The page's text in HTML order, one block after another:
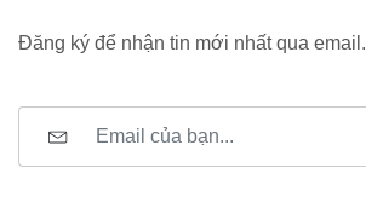
Đăng ký để nhận tin mới nhất qua email.